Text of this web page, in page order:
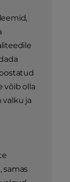
võib olla
valku ja
samas